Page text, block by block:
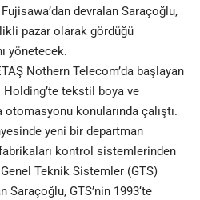
devralan Saraçoğlu,
pazar olarak gördüğü
yönetecek.
Nothern Telecom’da başlayan
Holding’te tekstil boya ve
konularında çalıştı.
yeni bir departman
kontrol sistemlerinden
Teknik Sistemler (GTS)
GTS’nin 1993‘te